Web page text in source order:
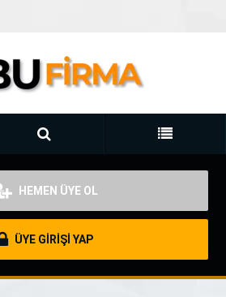
HEMEN ÜYE OL
ÜYE GİRİŞİ YAP